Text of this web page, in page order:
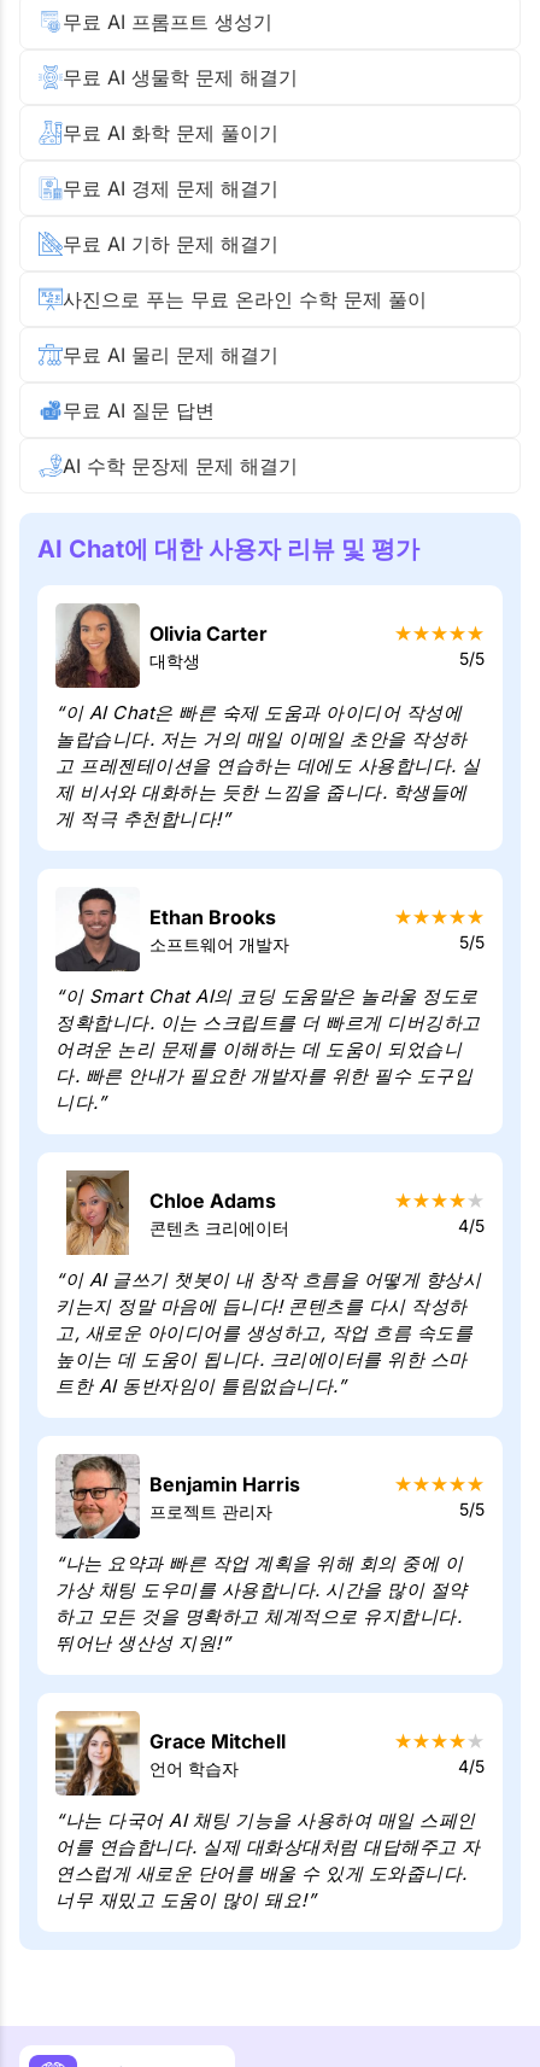
무료 AI 프롬프트 생성기
무료 AI 생물학 문제 해결기
무료 AI 화학 문제 풀이기
무료 AI 경제 문제 해결기
무료 AI 기하 문제 해결기
사진으로 푸는 무료 온라인 수학 문제 풀이
무료 AI 물리 문제 해결기
무료 AI 질문 답변
AI 수학 문장제 문제 해결기
AI Chat에 대한 사용자 리뷰 및 평가
Olivia Carter
대학생
★★★★★
5/5
“이 AI Chat은 빠른 숙제 도움과 아이디어 작성에
놀랍습니다. 저는 거의 매일 이메일 초안을 작성하
고 프레젠테이션을 연습하는 데에도 사용합니다. 실
제 비서와 대화하는 듯한 느낌을 줍니다. 학생들에
게 적극 추천합니다!”
Ethan Brooks
소프트웨어 개발자
★★★★★
5/5
“이 Smart Chat AI의 코딩 도움말은 놀라울 정도로
정확합니다. 이는 스크립트를 더 빠르게 디버깅하고
어려운 논리 문제를 이해하는 데 도움이 되었습니
다. 빠른 안내가 필요한 개발자를 위한 필수 도구입
니다.”
Chloe Adams
콘텐츠 크리에이터
★★★★★
4/5
“이 AI 글쓰기 챗봇이 내 창작 흐름을 어떻게 향상시
키는지 정말 마음에 듭니다! 콘텐츠를 다시 작성하
고, 새로운 아이디어를 생성하고, 작업 흐름 속도를
높이는 데 도움이 됩니다. 크리에이터를 위한 스마
트한 AI 동반자임이 틀림없습니다.”
Benjamin Harris
프로젝트 관리자
★★★★★
5/5
“나는 요약과 빠른 작업 계획을 위해 회의 중에 이
가상 채팅 도우미를 사용합니다. 시간을 많이 절약
하고 모든 것을 명확하고 체계적으로 유지합니다.
뛰어난 생산성 지원!”
Grace Mitchell
언어 학습자
★★★★★
4/5
“나는 다국어 AI 채팅 기능을 사용하여 매일 스페인
어를 연습합니다. 실제 대화상대처럼 대답해주고 자
연스럽게 새로운 단어를 배울 수 있게 도와줍니다.
너무 재밌고 도움이 많이 돼요!”